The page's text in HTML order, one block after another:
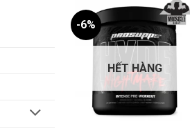
-6%
HẾT HÀNG